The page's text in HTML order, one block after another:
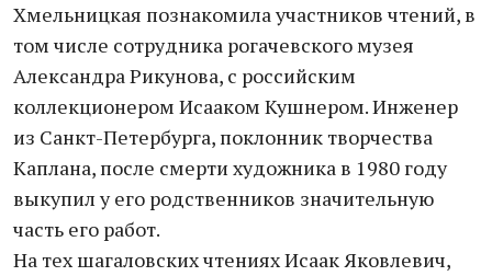
Хмельницкая познакомила участников чтений, в
том числе сотрудника рогачевского музея
Александра Рикунова, с российским
коллекционером Исааком Кушнером. Инженер
из Санкт-Петербурга, поклонник творчества
Каплана, после смерти художника в 1980 году
выкупил у его родственников значительную
часть его работ.
На тех шагаловских чтениях Исаак Яковлевич,